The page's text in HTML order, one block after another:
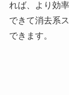
れば、より効
できて消去系
できます。